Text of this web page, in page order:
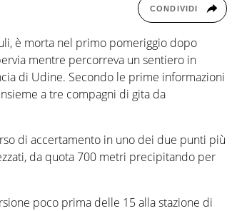
STORIE
CONDIVIDI
è morta nel primo pomeriggio dopo
mentre percorreva un sentiero in
di Udine. Secondo le prime informazioni
a tre compagni di gita da
di accertamento in uno dei due punti più
da quota 700 metri precipitando per
poco prima delle 15 alla stazione di